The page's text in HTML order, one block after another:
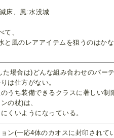
床、風:水没城
、
風のレアアイテムを狙うのはか
場合は)どんな組み合わせのパー
は仕方がない。
うち装備できるクラスに著しい制
の杖)は、
くいようになっている。
ン(一応4体のカオスに封印されて